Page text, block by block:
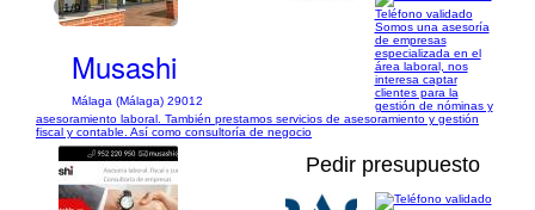
1/9
Musashi
Málaga (Málaga) 29012
Teléfono validado
Somos una asesoría
de empresas
especializada en el
área laboral, nos
interesa captar
clientes para la
gestión de nóminas y
asesoramiento laboral. También prestamos servicios de asesoramiento y gestión
fiscal y contable. Así como consultoría de negocio
Pedir presupuesto